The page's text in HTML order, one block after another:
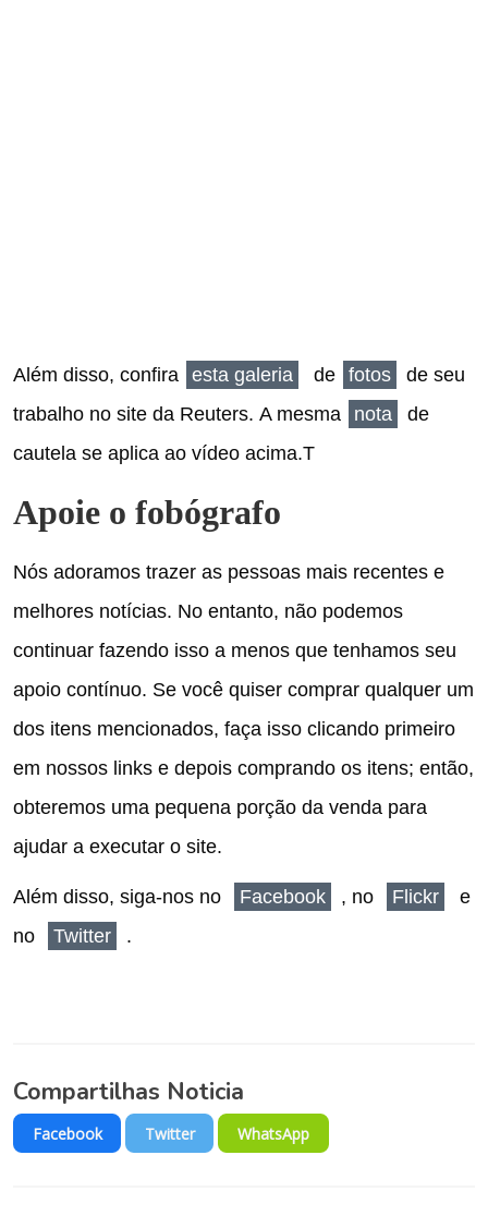
Além disso, confira esta galeria de fotos
de seu
trabalho no site da Reuters. A mesma nota
de
cautela se aplica ao vídeo acima.T
Apoie o fobógrafo
Nós adoramos trazer as pessoas mais recentes e
melhores notícias. No entanto, não podemos
continuar fazendo isso a menos que tenhamos seu
apoio contínuo. Se você quiser comprar qualquer um
dos itens mencionados, faça isso clicando primeiro
em nossos links e depois comprando os itens; então,
obteremos uma pequena porção da venda para
ajudar a executar o site.
Além disso, siga-nos no Facebook , no Flickr
e
no
Twitter .
Compartilhas Noticia
Facebook Twitter WhatsApp